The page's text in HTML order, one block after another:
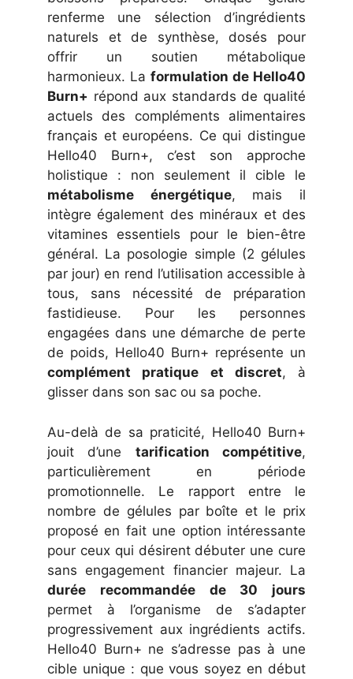
renferme une sélection d’ingrédients
naturels et de synthèse, dosés pour
offrir un soutien métabolique
harmonieux. La formulation de Hello40
Burn+ répond aux standards de qualité
actuels des compléments alimentaires
français et européens. Ce qui distingue
Hello40 Burn+, c’est son approche
holistique : non seulement il cible le
métabolisme énergétique, mais il
intègre également des minéraux et des
vitamines essentiels pour le bien-être
général. La posologie simple (2 gélules
par jour) en rend l’utilisation accessible à
tous, sans nécessité de préparation
fastidieuse. Pour les personnes
engagées dans une démarche de perte
de poids, Hello40 Burn+ représente un
complément pratique et discret, à
glisser dans son sac ou sa poche.
Au-delà de sa praticité, Hello40 Burn+
jouit d’une tarification compétitive,
particulièrement en période
promotionnelle. Le rapport entre le
nombre de gélules par boîte et le prix
proposé en fait une option intéressante
pour ceux qui désirent débuter une cure
sans engagement financier majeur. La
durée recommandée de 30 jours
permet à l’organisme de s’adapter
progressivement aux ingrédients actifs.
Hello40 Burn+ ne s’adresse pas à une
cible unique : que vous soyez en début